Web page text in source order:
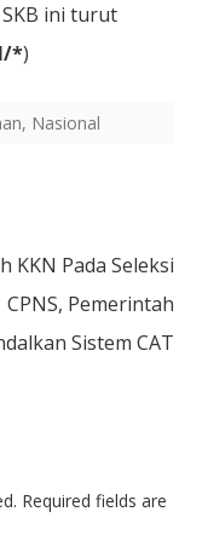
ini turut
*)
, Nasional
KKN Pada Seleksi
CPNS, Pemerintah
Sistem CAT
Required fields are